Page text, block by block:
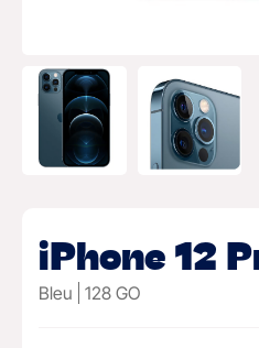
iPhone 12
Bleu 128 GO